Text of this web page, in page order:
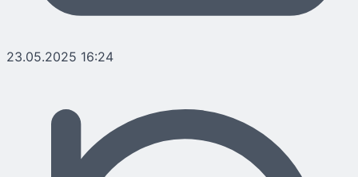
23.05.2025 16:24